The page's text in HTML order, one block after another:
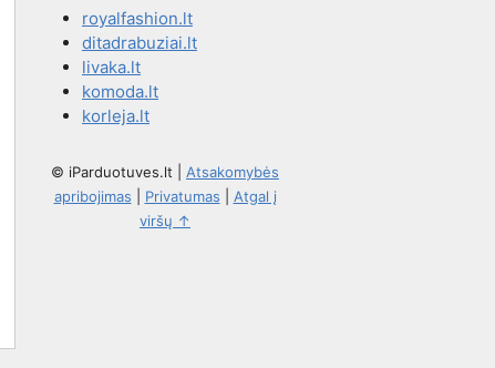
royalfashion.lt
ditadrabuziai.lt
livaka.lt
komoda.lt
korleja.lt
© iParduotuves.lt
Atsakomybės
apribojimas
Privatumas
Atgal į
viršų ↑